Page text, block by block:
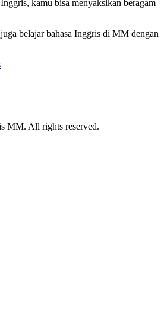
kamu bisa menyaksikan beragam
belajar bahasa Inggris di MM dengan
MM. All rights reserved.